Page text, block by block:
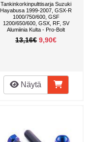
Tankinkorkinpulttisarja Suzuki
Hayabusa 1999-2007, GSX-R
1000/750/600, GSF
1200/650/600, GSX, RF, SV
Alumiinia Kulta - Pro-Bolt
13,16€ 9,90€
Näytä